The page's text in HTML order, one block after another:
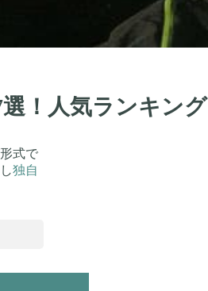
！人気ランキング
式で
独自